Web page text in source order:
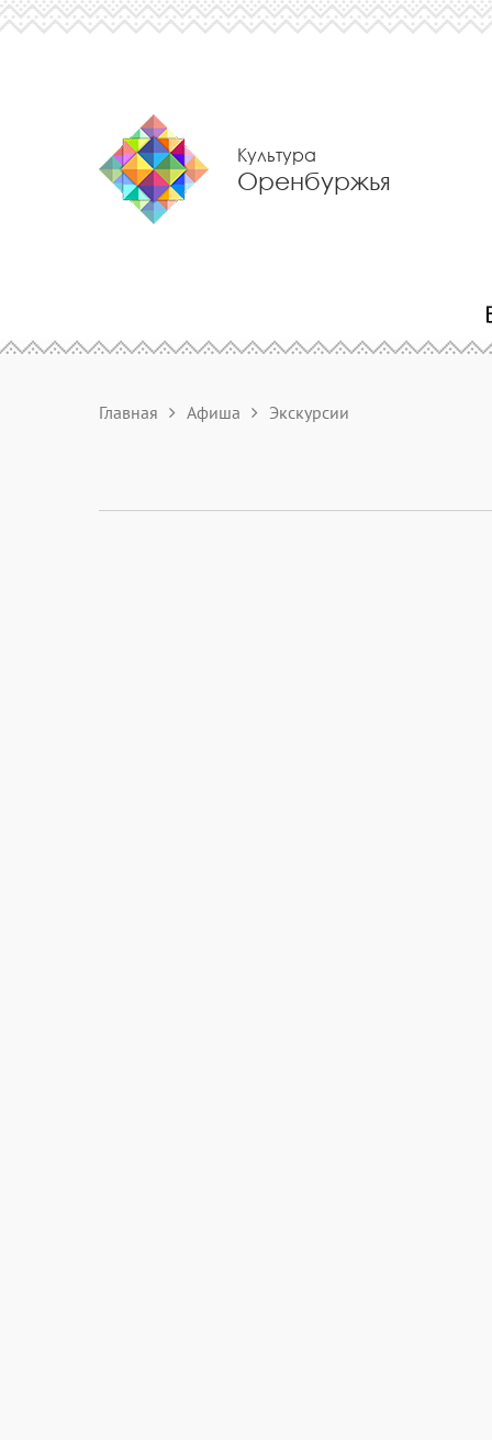
Культура
Оренбуржья
Главная Афиша Экскурсии